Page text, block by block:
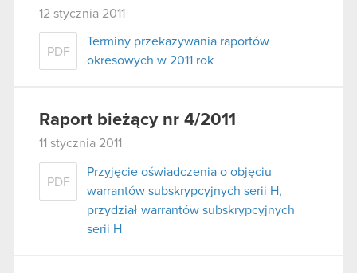
12 stycznia 2011
PDF
Terminy przekazywania raportów
okresowych w 2011 rok
Raport bieżący nr 4/2011
11 stycznia 2011
PDF
Przyjęcie oświadczenia o objęciu
warrantów subskrypcyjnych serii H,
przydział warrantów subskrypcyjnych
serii H